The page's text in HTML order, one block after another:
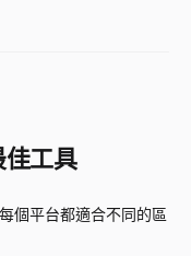
佳工具
個平台都適合不同的區